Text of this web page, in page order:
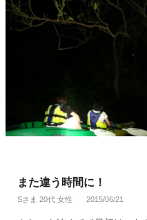
また違う時間に！
Sさま 20代 女性 2015/06/21